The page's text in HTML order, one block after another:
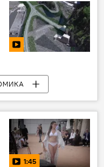
Видео
Министерство инфраструктуры и регионального развития
1:45